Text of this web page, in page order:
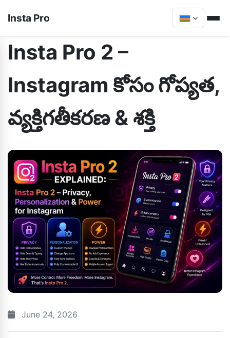
Insta Pro
Insta Pro 2 –
Instagram కోసం గోప్యత,
వ్యక్తిగతీకరణ & శక్తి
June 24, 2026